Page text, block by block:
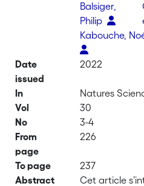
Balsiger,
Philip
Kabouche,
Date
issued
2022
In
Natures
Vol
30
No
3-4
From
page
226
To page
237
Abstract
Cet article